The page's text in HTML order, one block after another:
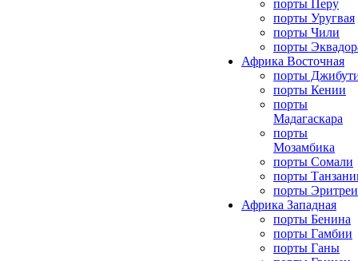
порты Перу
порты Уругвая
порты Чили
порты
Африка Восточная
порты
порты Кении
порты
Мадагаскара
порты
Мозамбика
порты Сомали
порты
порты Эритреи
Африка Западная
порты Бенина
порты Гамбии
порты Ганы